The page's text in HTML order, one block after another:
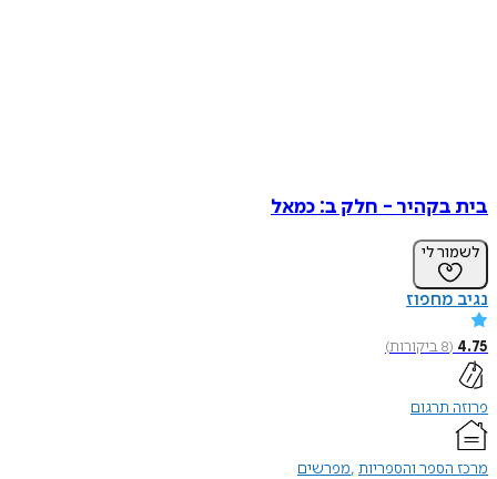
בית בקהיר - חלק ב: כמאל
לשמור לי
נגיב מחפוז
4.75
(
8ביקורות)
פרוזה תרגום
מרכז הספר והספריות מפרשים